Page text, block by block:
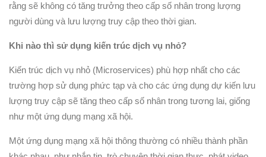
rằng sẽ không có tăng trưởng theo cấp số nhân trong lượng
người dùng và lưu lượng truy cập theo thời gian.
Khi nào thì sử dụng kiến trúc dịch vụ nhỏ?
Kiến trúc dịch vụ nhỏ (Microservices) phù hợp nhất cho các
trường hợp sử dụng phức tạp và cho các ứng dụng dự kiến ​​lưu
lượng truy cập sẽ tăng theo cấp số nhân trong tương lai, giống
như một ứng dụng mạng xã hội.
Một ứng dụng mạng xã hội thông thường có nhiều thành phần